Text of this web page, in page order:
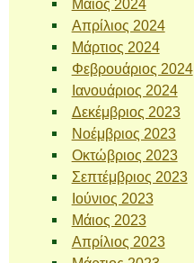
Μάιος 2024
Απρίλιος 2024
Μάρτιος 2024
Φεβρουάριος 2024
Ιανουάριος 2024
Δεκέμβριος 2023
Νοέμβριος 2023
Οκτώβριος 2023
Σεπτέμβριος 2023
Ιούνιος 2023
Μάιος 2023
Απρίλιος 2023